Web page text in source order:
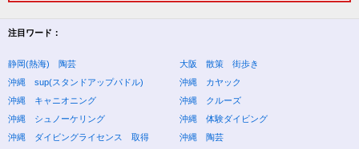
注目ワード：
静岡(熱海) 陶芸
大阪 散策 街歩き
沖縄 sup(スタンドアップパドル)
沖縄 カヤック
沖縄 キャニオニング
沖縄 クルーズ
沖縄 シュノーケリング
沖縄 体験ダイビング
沖縄 ダイビングライセンス 取得
沖縄 陶芸